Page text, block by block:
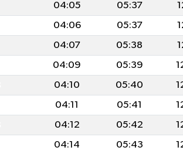
04:05 05:37
04:06 05:37
04:07 05:38
04:09 05:39
04:10 05:40
04:11 05:41
04:12 05:42
04:14 05:43